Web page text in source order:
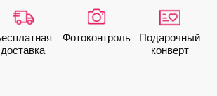
доставка
Фото­контроль
Подарочный
конверт